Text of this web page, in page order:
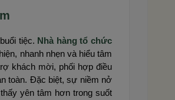
tiệc. Nhà hàng tổ chức
nhanh nhẹn và hiểu tâm
khách mời, phối hợp điều
toàn. Đặc biệt, sự niềm nở
yên tâm hơn trong suốt